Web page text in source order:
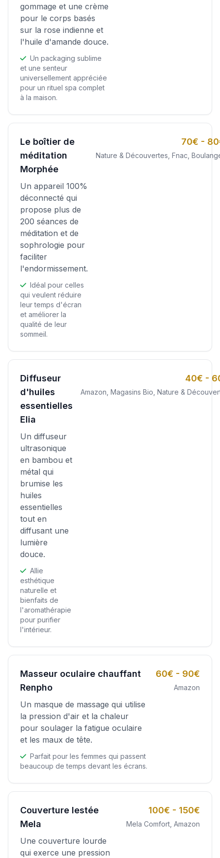
gommage et une crème
pour le corps basés
sur la rose indienne et
l'huile d'amande douce.
Un packaging sublime
et une senteur
universellement appréciée
pour un rituel spa complet
à la maison.
Le boîtier de
méditation
Morphée
Un appareil 100%
déconnecté qui
propose plus de
200 séances de
méditation et de
sophrologie pour
faciliter
l'endormissement.
Idéal pour celles
qui veulent réduire
leur temps d'écran
et améliorer la
qualité de leur
sommeil.
70€ -
Nature & Découvertes, Fnac,
Diffuseur
d'huiles
essentielles
Elia
Un diffuseur
ultrasonique
en bambou et
métal qui
brumise les
huiles
essentielles
tout en
diffusant une
lumière
douce.
Allie
esthétique
naturelle et
bienfaits de
l'aromathérapie
pour purifier
l'intérieur.
40€ -
Amazon, Magasins Bio, Nature &
Masseur oculaire chauffant
Renpho
Un masque de massage qui utilise
la pression d'air et la chaleur
pour soulager la fatigue oculaire
et les maux de tête.
Parfait pour les femmes qui passent
beaucoup de temps devant les écrans.
60€ - 90€
Amazon
Couverture lestée
Mela
Une couverture lourde
qui exerce une pression
100€ - 150€
Mela Comfort, Amazon